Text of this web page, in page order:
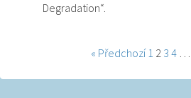
Degradation“.
« Předchozí 1 2 3 4 …